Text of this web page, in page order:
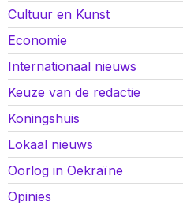
Cultuur en Kunst
Economie
Internationaal nieuws
Keuze van de redactie
Koningshuis
Lokaal nieuws
Oorlog in Oekraïne
Opinies